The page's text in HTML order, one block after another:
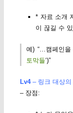
* 자료 소개
이 끊길 수 있
예) “…캠페인을
토막들‘)”
Lv4– 링크 대상의
– 장점: